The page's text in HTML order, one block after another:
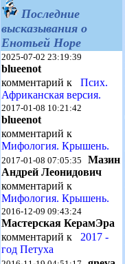
Последние
высказывания о
Енотьей Норе
2025-07-02 23:19:39
blueenot
комментарий к Псих.
Африканская версия.
2017-01-08 10:21:42
blueenot
комментарий к
Мифология. Крышень.
2017-01-08 07:05:35 Мазин
Андрей Леонидович
комментарий к
Мифология. Крышень.
2016-12-09 09:43:24
Мастерская КерамЭра
комментарий к 2017 -
год Петуха